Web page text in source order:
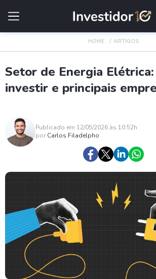
HOME ARTIGOS
Setor de Energia
investir e principais
Publicado em 12/05/2026 às 10:52h
por Carlos Filadelpho